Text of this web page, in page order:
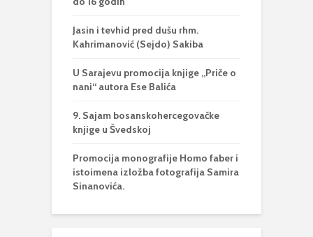
Jasin i tevhid pred dušu rhm.
Kahrimanović (Sejdo) Sakiba
U Sarajevu promocija knjige „Priče o
nani“ autora Ese Balića
9. Sajam bosanskohercegovačke
knjige u Švedskoj
Promocija monografije Homo faber i
istoimena izložba fotografija Samira
Sinanovića.